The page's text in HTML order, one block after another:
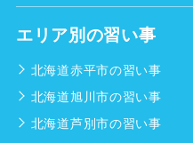
エリア別の習い事
北海道赤平市の習い事
北海道旭川市の習い事
北海道芦別市の習い事